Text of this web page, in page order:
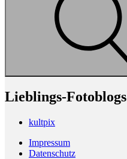
Lieblings-Fotoblogs
kultpix
Impressum
Datenschutz